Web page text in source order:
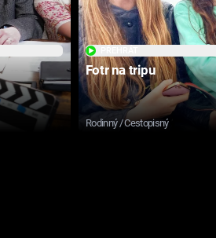
Fotr na tripu
Rodinný / Cestopisný